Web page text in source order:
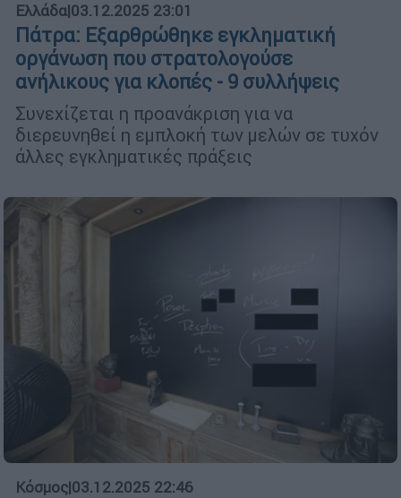
Ελλάδα|03.12.2025 23:01
Πάτρα: Εξαρθρώθηκε εγκληματική
οργάνωση που στρατολογούσε
ανήλικους για κλοπές - 9 συλλήψεις
Συνεχίζεται η προανάκριση για να
διερευνηθεί η εμπλοκή των μελών σε τυχόν
άλλες εγκληματικές πράξεις
Κόσμος|03.12.2025 22:46